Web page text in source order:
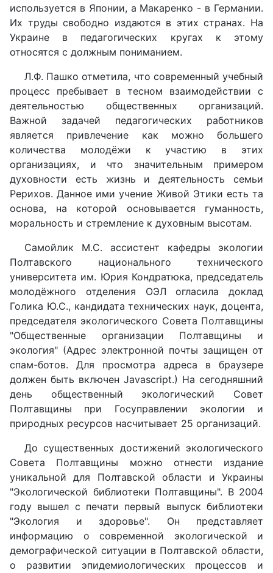
используется в Японии, а Макаренко - в Германии.
Их труды свободно издаются в этих странах. На
Украине в педагогических кругах к этому
относятся с должным пониманием.
Л.Ф. Пашко отметила, что современный учебный
процесс пребывает в тесном взаимодействии с
деятельностью общественных организаций.
Важной задачей педагогических работников
является привлечение как можно большего
количества молодёжи к участию в этих
организациях, и что значительным примером
духовности есть жизнь и деятельность семьи
Рерихов. Данное ими учение Живой Этики есть та
основа, на которой основывается гуманность,
моральность и стремление к духовным высотам.
Самойлик М.С. ассистент кафедры экологии
Полтавского национального технического
университета им. Юрия Кондратюка, председатель
молодёжного отделения ОЭЛ огласила доклад
Голика Ю.С., кандидата технических наук, доцента,
председателя экологического Совета Полтавщины
"Общественные организации Полтавщины и
экология" (Адрес электронной почты защищен от
спам-ботов. Для просмотра адреса в браузере
должен быть включен Javascript.) На сегодняшний
день общественный экологический Совет
Полтавщины при Госуправлении экологии и
природных ресурсов насчитывает 25 организаций.
До существенных достижений экологического
Совета Полтавщины можно отнести издание
уникальной для Полтавской области и Украины
"Экологической библиотеки Полтавщины". В 2004
году вышел с печати первый выпуск библиотеки
"Экология и здоровье". Он представляет
информацию о современной экологической и
демографической ситуации в Полтавской области,
о развитии эпидемиологических процессов и